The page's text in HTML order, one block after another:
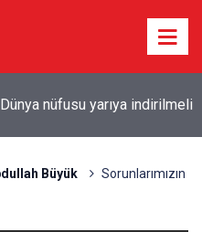
LÜBNAN’A GECE BOYU
Büyük
Sorunlarımızın